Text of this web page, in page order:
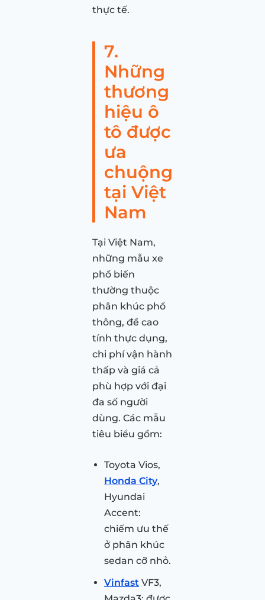
thực tế.
7.
Những
thương
hiệu ô
tô được
ưa
chuộng
tại Việt
Nam
Tại Việt Nam,
những mẫu xe
phổ biến
thường thuộc
phân khúc phổ
thông, đề cao
tính thực dụng,
chi phí vận hành
thấp và giá cả
phù hợp với đại
đa số người
dùng. Các mẫu
tiêu biểu gồm:
Toyota Vios,
Honda City,
Hyundai
Accent:
chiếm ưu thế
ở phân khúc
sedan cỡ nhỏ.
Vinfast VF3,